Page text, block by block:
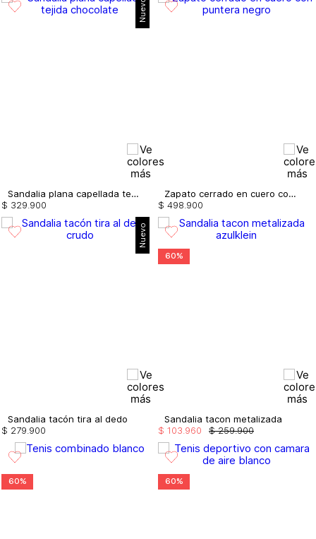
Nuevo
Sandalia plana capellada tejida
$ 329 900
Zapato cerrado en cuero con puntera
$ 498 900
Nuevo
Sandalia tacón tira al dedo
$ 279 900
60%
Sandalia tacon metalizada
$ 259.900
$ 103 960
60% 60%